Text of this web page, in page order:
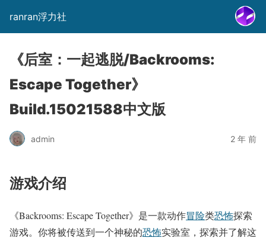
ranran浮力社
《后室：一起逃脱/Backrooms:
Escape Together》
Build.15021588中文版
admin 2 年 前
游戏介绍
《Backrooms: Escape Together》是一款动作冒险类恐怖探索
游戏。你将被传送到一个神秘的恐怖实验室，探索并了解这